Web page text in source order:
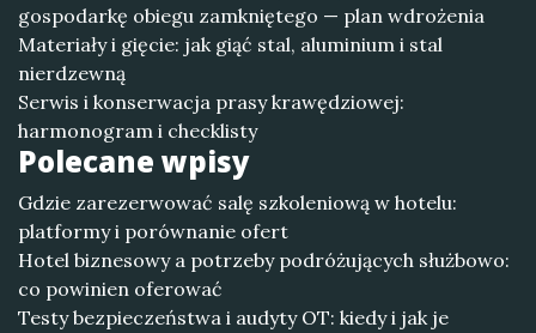
gospodarkę obiegu zamkniętego — plan wdrożenia
Materiały i gięcie: jak giąć stal, aluminium i stal
nierdzewną
Serwis i konserwacja prasy krawędziowej:
harmonogram i checklisty
Polecane wpisy
Gdzie zarezerwować salę szkoleniową w hotelu:
platformy i porównanie ofert
Hotel biznesowy a potrzeby podróżujących służbowo:
co powinien oferować
Testy bezpieczeństwa i audyty OT: kiedy i jak je